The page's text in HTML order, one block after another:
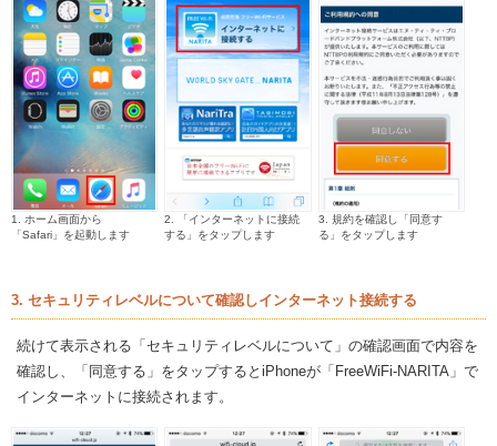
1. ホーム画面から
「Safari」を起動します
2. 「インターネットに接続
する」をタップします
3. 規約を確認し「同意す
る」をタップします
3. セキュリティレベルについて確認しインターネット接続する
続けて表示される「セキュリティレベルについて」の確認画面で内容を
確認し、「同意する」をタップするとiPhoneが「FreeWiFi-NARITA」で
インターネットに接続されます。